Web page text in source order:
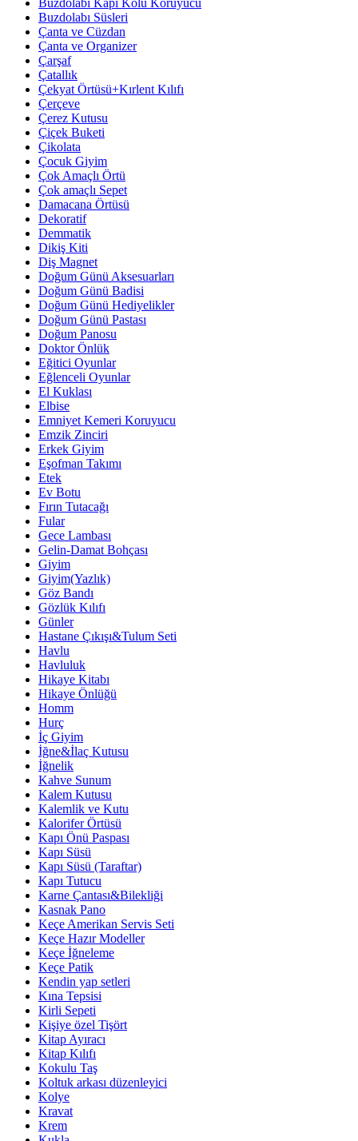
Buzdolabı Süsleri
Çanta ve Cüzdan
Çanta ve Organizer
Çarşaf
Çatallık
Çekyat Örtüsü+Kırlent Kılıfı
Çerçeve
Çerez Kutusu
Çiçek Buketi
Çikolata
Çocuk Giyim
Çok Amaçlı Örtü
Çok amaçlı Sepet
Damacana Örtüsü
Dekoratif
Demmatik
Dikiş Kiti
Diş Magnet
Doğum Günü Aksesuarları
Doğum Günü Badisi
Doğum Günü Hediyelikler
Doğum Günü Pastası
Doğum Panosu
Doktor Önlük
Eğitici Oyunlar
Eğlenceli Oyunlar
El Kuklası
Elbise
Emniyet Kemeri Koruyucu
Emzik Zinciri
Erkek Giyim
Eşofman Takımı
Etek
Ev Botu
Fırın Tutacağı
Fular
Gece Lambası
Gelin-Damat Bohçası
Giyim
Giyim(Yazlık)
Göz Bandı
Gözlük Kılıfı
Günler
Hastane Çıkışı&Tulum Seti
Havlu
Havluluk
Hikaye Kitabı
Hikaye Önlüğü
Homm
Hurç
İç Giyim
İğne&İlaç Kutusu
İğnelik
Kahve Sunum
Kalem Kutusu
Kalemlik ve Kutu
Kalorifer Örtüsü
Kapı Önü Paspası
Kapı Süsü
Kapı Süsü (Taraftar)
Kapı Tutucu
Karne Çantası&Bilekliği
Kasnak Pano
Keçe Amerikan Servis Seti
Keçe Hazır Modeller
Keçe İğneleme
Keçe Patik
Kendin yap setleri
Kına Tepsisi
Kirli Sepeti
Kişiye özel Tişört
Kitap Ayıracı
Kitap Kılıfı
Kokulu Taş
Koltuk arkası düzenleyici
Kolye
Kravat
Krem